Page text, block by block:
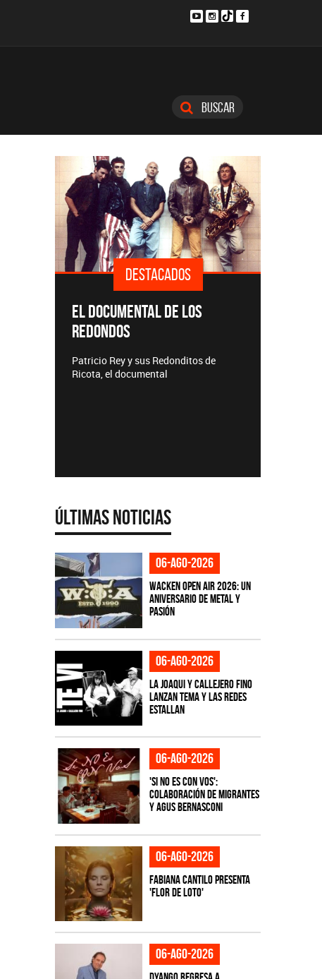
Buscar
DESTACADOS
EL DOCUMENTAL DE LOS
REDONDOS
Patricio Rey y sus Redonditos de
Ricota, el documental
Últimas Noticias
06-ago-2026
Wacken Open Air 2026: Un
aniversario de metal y
pasión
06-ago-2026
La Joaqui y Callejero Fino
lanzan tema y las redes
estallan
06-ago-2026
'Si No Es Con Vos':
colaboración de Migrantes
y Agus Bernasconi
06-ago-2026
Fabiana Cantilo presenta
'Flor de Loto'
06-ago-2026